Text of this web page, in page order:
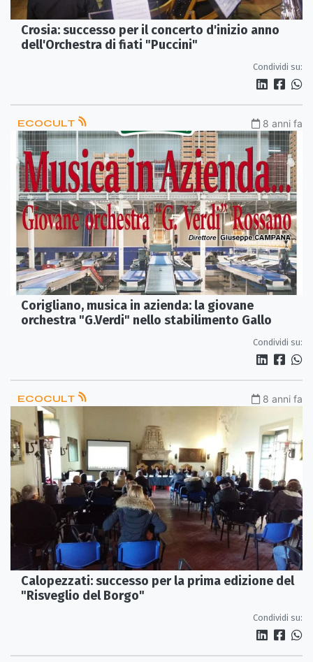
Crosia: successo per il concerto d'inizio anno
dell'Orchestra di fiati "Puccini"
Condividi su:
ECOCULT 8 anni fa
Corigliano, musica in azienda: la giovane
orchestra "G.Verdi" nello stabilimento Gallo
Condividi su:
ECOCULT 8 anni fa
Calopezzati: successo per la prima edizione del
"Risveglio del Borgo"
Condividi su: